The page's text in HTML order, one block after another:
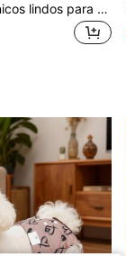
Pantalones higiénicos lindos para mascotas, pantalones fisiológicos ajustables con tirantes para perros, pantalones anti-acoso para perros pequeños, por favor no golpee al bulldog